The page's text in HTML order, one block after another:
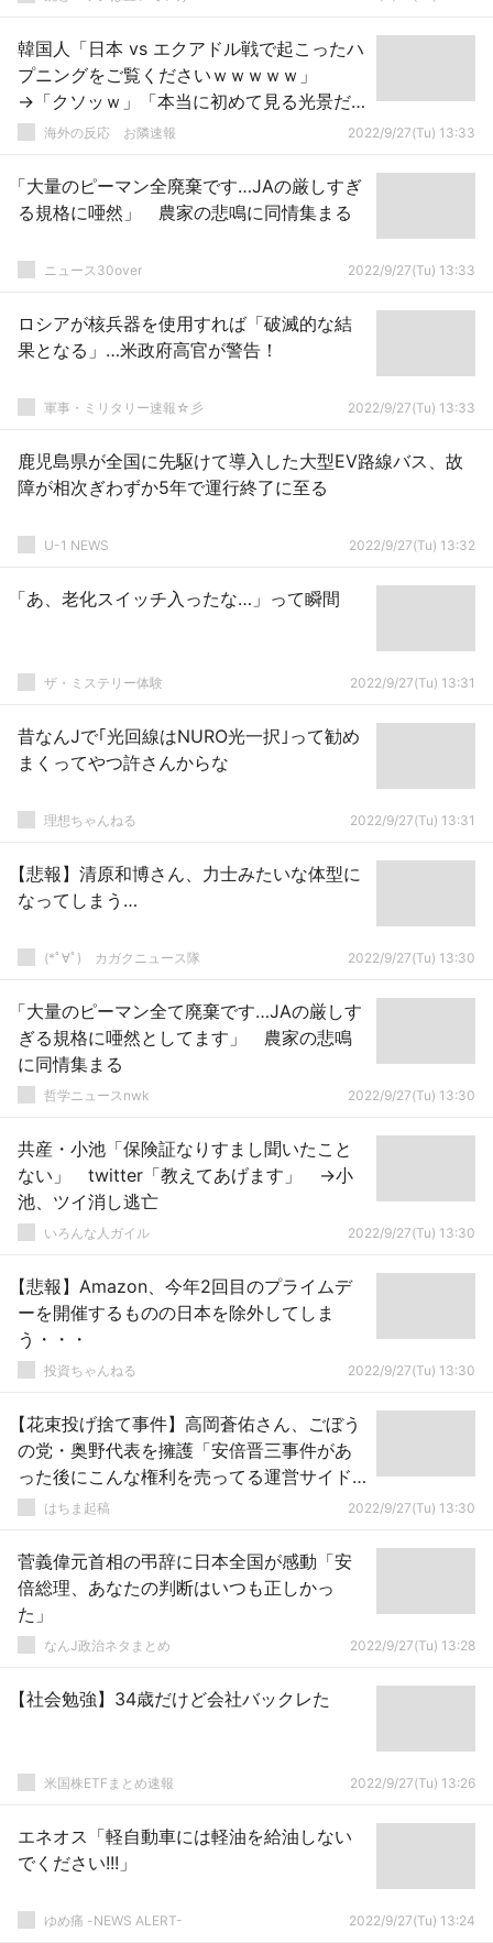
韓国人「日本 vs エクアドル戦で起こったハ
プニングをご覧くださいｗｗｗｗｗ」
→「クソッｗ」「本当に初めて見る光景だ
よ（笑）」
海外の反応 お隣速報 2022/9/27(Tu) 13:33
「大量のピーマン全廃棄です…JAの厳しすぎ
る規格に唖然」 農家の悲鳴に同情集まる
ニュース30over 2022/9/27(Tu) 13:33
ロシアが核兵器を使用すれば「破滅的な結
果となる」…米政府高官が警告！
軍事・ミリタリー速報☆彡 2022/9/27(Tu) 13:33
鹿児島県が全国に先駆けて導入した大型EV路線バス、故
障が相次ぎわずか5年で運行終了に至る
U-1 NEWS 2022/9/27(Tu) 13:32
「あ、老化スイッチ入ったな…」って瞬間
ザ・ミステリー体験 2022/9/27(Tu) 13:31
昔なんJで｢光回線はNURO光一択｣って勧め
まくってやつ許さんからな
理想ちゃんねる 2022/9/27(Tu) 13:31
【悲報】清原和博さん、力士みたいな体型に
なってしまう…
(*ﾟ∀ﾟ)ゞカガクニュース隊 2022/9/27(Tu) 13:30
「大量のピーマン全て廃棄です…JAの厳しす
ぎる規格に唖然としてます」 農家の悲鳴
に同情集まる
哲学ニュースnwk 2022/9/27(Tu) 13:30
共産・小池「保険証なりすまし聞いたこと
ない」 twitter「教えてあげます」 →小
池、ツイ消し逃亡
いろんな人ガイル 2022/9/27(Tu) 13:30
【悲報】Amazon、今年2回目のプライムデ
ーを開催するものの日本を除外してしま
う・・・
投資ちゃんねる 2022/9/27(Tu) 13:30
【花束投げ捨て事件】高岡蒼佑さん、ごぼう
の党・奥野代表を擁護「安倍晋三事件があ
った後にこんな権利を売ってる運営サイド
が批判されるべき」
はちま起稿 2022/9/27(Tu) 13:30
菅義偉元首相の弔辞に日本全国が感動「安
倍総理、あなたの判断はいつも正しかっ
た」
なんJ政治ネタまとめ 2022/9/27(Tu) 13:28
【社会勉強】34歳だけど会社バックレた
米国株ETFまとめ速報 2022/9/27(Tu) 13:26
エネオス「軽自動車には軽油を給油しない
でください!!!」
ゆめ痛 -NEWS ALERT- 2022/9/27(Tu) 13:24